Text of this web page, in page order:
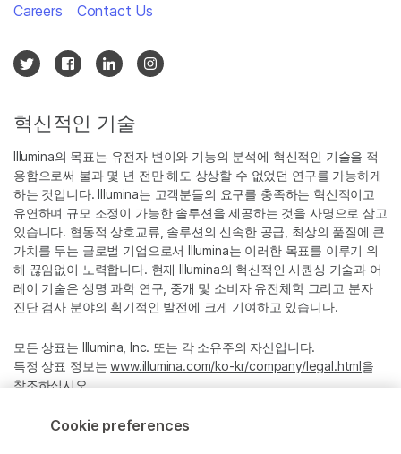
혁신적인 기술
Illumina의 목표는 유전자 변이와 기능의 분석에 혁신적인 기술을 적
용함으로써 불과 몇 년 전만 해도 상상할 수 없었던 연구를 가능하게
하는 것입니다. Illumina는 고객분들의 요구를 충족하는 혁신적이고
유연하며 규모 조정이 가능한 솔루션을 제공하는 것을 사명으로 삼고
있습니다. 협동적 상호교류, 솔루션의 신속한 공급, 최상의 품질에 큰
가치를 두는 글로벌 기업으로서 Illumina는 이러한 목표를 이루기 위
해 끊임없이 노력합니다. 현재 Illumina의 혁신적인 시퀀싱 기술과 어
레이 기술은 생명 과학 연구, 중개 및 소비자 유전체학 그리고 분자
진단 검사 분야의 획기적인 발전에 크게 기여하고 있습니다.
모든 상표는 Illumina, Inc. 또는 각 소유주의 자산입니다.
특정 상표 정보는www.illumina.com/ko-kr/company/legal.html을
참조하십시오.
Careers Contact Us
Cookie preferences